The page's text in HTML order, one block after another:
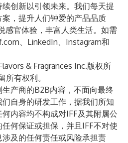
创新以引领未来。我们每天提
，提升人们钟爱的产品品质
官体验，丰富人类生活。如需
、 LinkedIn、 Instagram和
& Fragrances Inc.版权所
所有权利。
产商的B2B内容，不面向最终
自身的研发工作，据我们所知
内容均不构成对IFF及其附属公
何保证或担保，并且IFF不对使
及的任何责任或风险承担责